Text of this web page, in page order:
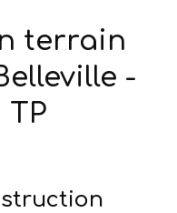
terrain
-
TP